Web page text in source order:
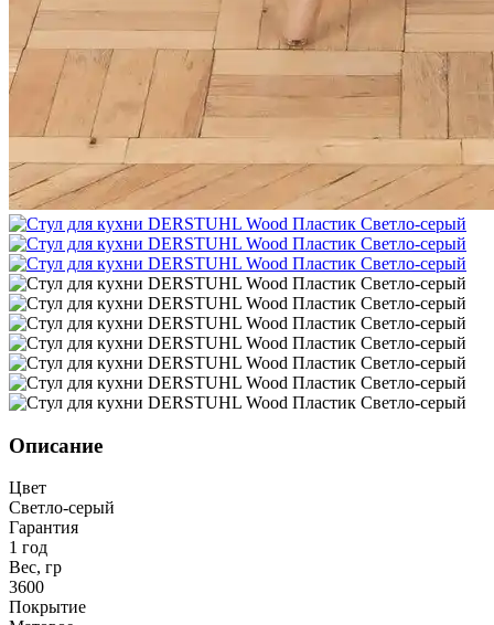
Описание
Цвет
Светло-серый
Гарантия
1 год
Вес, гр
3600
Покрытие